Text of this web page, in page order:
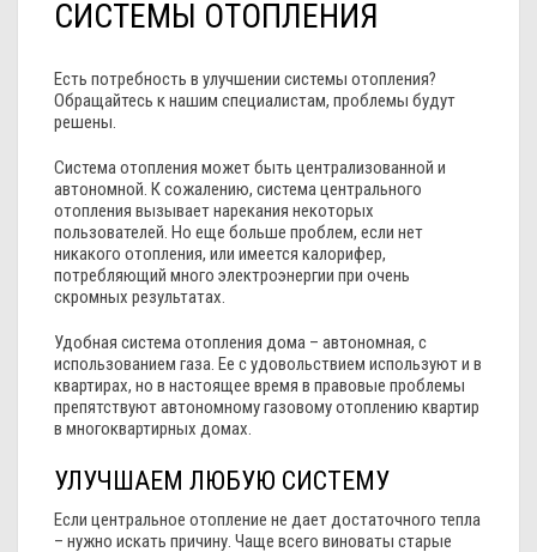
СИСТЕМЫ ОТОПЛЕНИЯ
Есть потребность в улучшении системы отопления?
Обращайтесь к нашим специалистам, проблемы будут
решены.
Система отопления может быть централизованной и
автономной. К сожалению, система центрального
отопления вызывает нарекания некоторых
пользователей. Но еще больше проблем, если нет
никакого отопления, или имеется калорифер,
потребляющий много электроэнергии при очень
скромных результатах.
Удобная система отопления дома – автономная, с
использованием газа. Ее с удовольствием используют и в
квартирах, но в настоящее время в правовые проблемы
препятствуют автономному газовому отоплению квартир
в многоквартирных домах.
УЛУЧШАЕМ ЛЮБУЮ СИСТЕМУ
Если центральное отопление не дает достаточного тепла
– нужно искать причину. Чаще всего виноваты старые